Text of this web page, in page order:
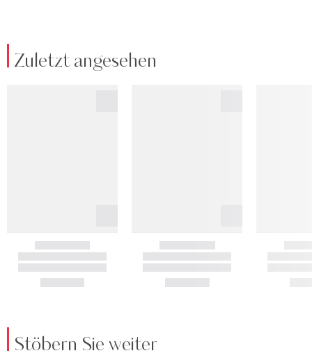
Zuletzt angesehen
Stöbern Sie weiter